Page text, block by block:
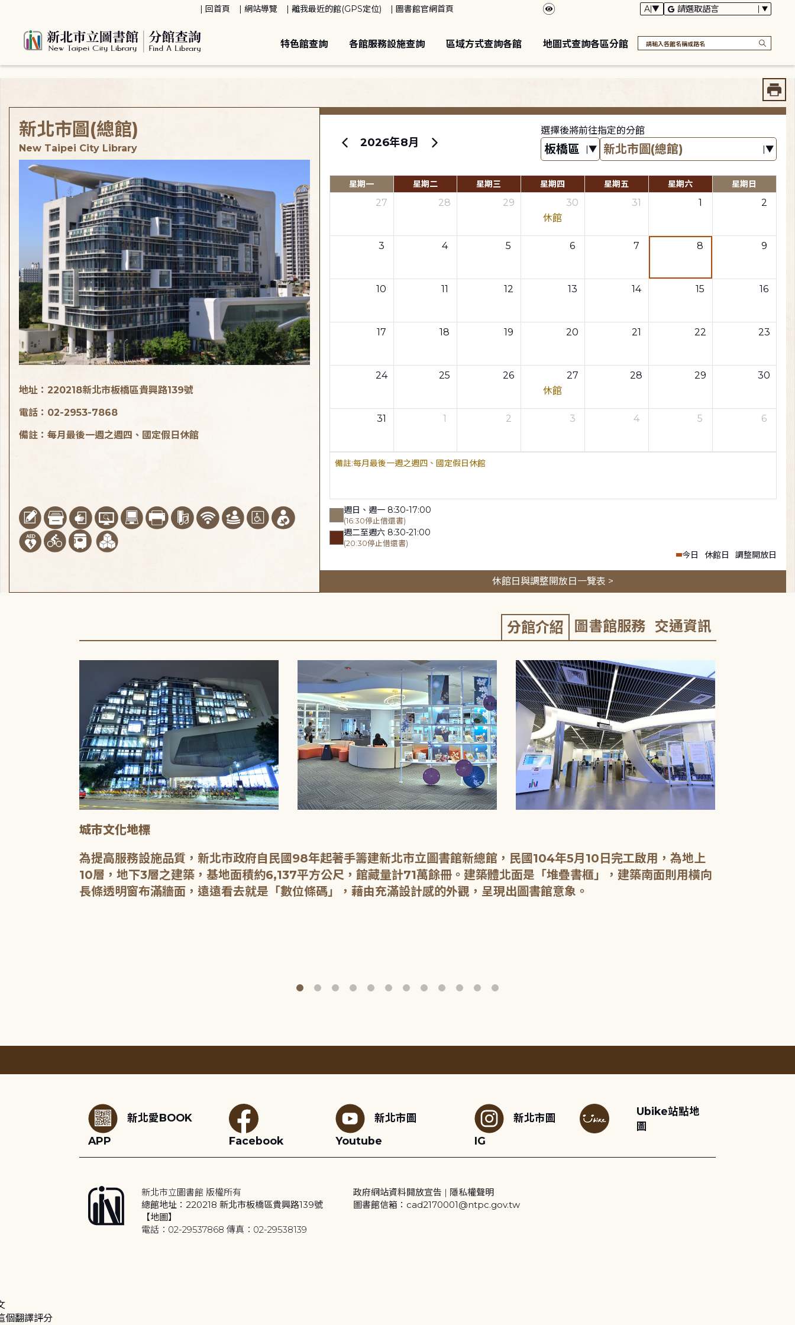
回首頁 網站導覽 離我最近的館(GPS定位) 圖書館官網首頁
特色館查詢 各館服務設施查詢 區域方式查詢各館 地圖式查詢各區分館
2026年8月
選擇後將前往指定的分館
星期一 星期二 星期三 星期四 星期五 星期六 星期日
27 28 29
30
休館
31 1 2
3 4 5 6 7 8 9
10 11 12 13 14 15 16
17 18 19 20 21 22 23
24 25 26
27
休館
28 29 30
31 1 2 3 4 5 6
每月最後一週之週四、國定假日休館
週日、週一 8:30-17:00
(16:30停止借還書)
週二至週六 8:30-21:00
(20:30停止借還書)
今日 休館日 調整開放日
休館日與調整開放日一覽表 >
新北市圖(總館)
New Taipei City Library
地址：220218新北市板橋區貴興路139號
電話：02-2953-7868
備註：每月最後一週之週四、國定假日休館
分館介紹 圖書館服務 交通資訊
城市文化地標
為提高服務設施品質，新北市政府自民國98年起著手籌建新北市立圖書館新總館，民國104年5月10日完工啟用，為地上
10層，地下3層之建築，基地面積約6,137平方公尺，館藏量計71萬餘冊。建築體北面是「堆疊書櫃」，建築南面則用橫向
長條透明窗布滿牆面，遠遠看去就是「數位條碼」，藉由充滿設計感的外觀，呈現出圖書館意象。
新北愛BOOK
APP
Facebook
新北市圖
Youtube
新北市圖
IG
Ubike站點地
圖
新北市立圖書館 版權所有
總館地址：220218 新北市板橋區貴興路139號
【地圖】
電話：02-29537868 傳真：02-29538139
政府網站資料開放宣告 | 隱私權聲明
圖書館信箱：cad2170001@ntpc.gov.tw
個翻譯評分